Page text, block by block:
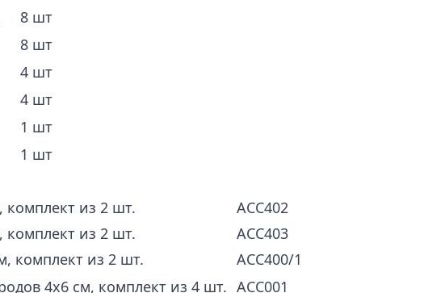
8 шт
8 шт
4 шт
4 шт
1 шт
1 шт
из 2 шт.
из 2 шт.
комплект из 2 шт.
АСС402
АСС403
АСС400/1
4х6 см, комплект из 4 шт. АСС001